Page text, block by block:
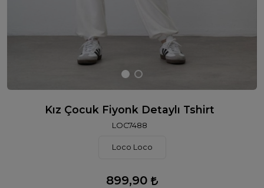
Kız Çocuk Fiyonk Detaylı Tshirt
LOC7488
Loco Loco
899,90